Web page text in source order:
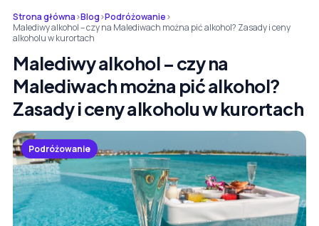
Strona główna›Blog›Podróżowanie›
Malediwy alkohol – czy na Malediwach można pić alkohol? Zasady i ceny
alkoholu w kurortach
Malediwy alkohol – czy na
Malediwach można pić alkohol?
Zasady i ceny alkoholu w kurortach
Podróżowanie